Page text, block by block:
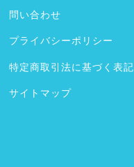
問い合わせ
プライバシーポリシー
特定商取引法に基づく表記
サイトマップ